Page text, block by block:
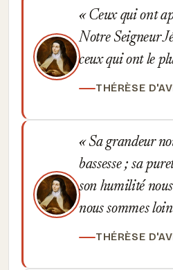
Ceux qui ont
Notre Seigneur
ceux qui ont le
THÉRÈSE
Sa grandeur
bassesse ; sa
son humilité
nous sommes
THÉRÈSE